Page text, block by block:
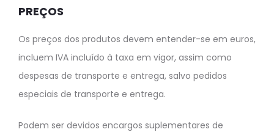
PREÇOS
Os preços dos produtos devem entender-se em euros,
incluem IVA incluído à taxa em vigor, assim como
despesas de transporte e entrega, salvo pedidos
especiais de transporte e entrega.
Podem ser devidos encargos suplementares de